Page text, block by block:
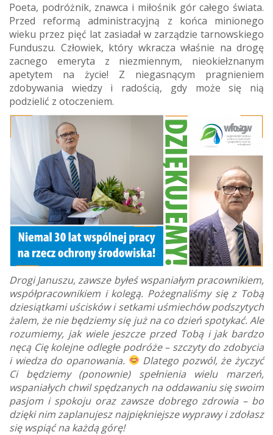
Poeta, podróżnik, znawca i miłośnik gór całego świata.
Przed reformą administracyjną z końca minionego
wieku przez pięć lat zasiadał w zarządzie tarnowskiego
Funduszu. Człowiek, który wkracza właśnie na drogę
zacnego emeryta z niezmiennym, nieokiełznanym
apetytem na życie! Z niegasnącym pragnieniem
zdobywania wiedzy i radością, gdy może się nią
podzielić z otoczeniem.
Drogi Januszu, zawsze byłeś wspaniałym pracownikiem,
współpracownikiem i kolegą. Pożegnaliśmy się z Tobą
dziesiątkami uścisków i setkami uśmiechów podszytych
żalem, że nie będziemy się już na co dzień spotykać. Ale
rozumiemy, jak wiele jeszcze przed Tobą i jak bardzo
nęcą Cię kolejne odległe podróże – szczyty do zdobycia
i wiedza do opanowania.
Dlatego pozwól, że życzyć
Ci będziemy (ponownie) spełnienia wielu marzeń,
wspaniałych chwil spędzanych na oddawaniu się swoim
pasjom i spokoju oraz zawsze dobrego zdrowia – bo
dzięki nim zaplanujesz najpiękniejsze wyprawy i zdołasz
się wspiąć na każdą górę!